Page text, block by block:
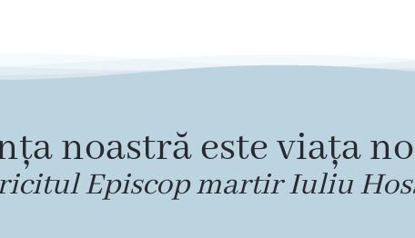
noastră este viața
Episcop martir Iuliu